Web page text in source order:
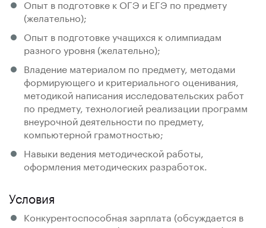
Опыт в подготовке к ОГЭ и ЕГЭ по предмету
(желательно);
Опыт в подготовке учащихся к олимпиадам
разного уровня (желательно);
Владение материалом по предмету, методами
формирующего и критериального оценивания,
методикой написания исследовательских работ
по предмету, технологией реализации программ
внеурочной деятельности по предмету,
компьютерной грамотностью;
Навыки ведения методической работы,
оформления методических разработок.
Условия
Конкурентоспособная зарплата (обсуждается в